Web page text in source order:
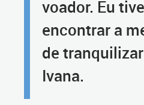
voador. Eu
encontrar a
de
Ivana.